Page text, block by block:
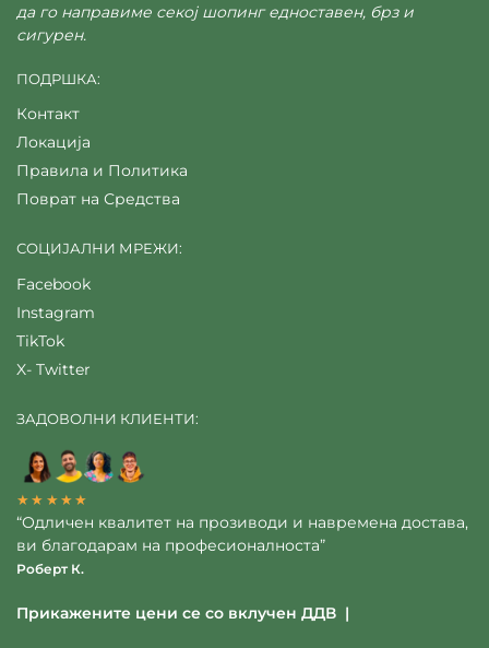
да го направиме секој шопинг едноставен, брз и
сигурен.
ПОДРШКА:
Контакт
Локација
Правила и Политика
Поврат на Средства
СОЦИЈАЛНИ МРЕЖИ:
Facebook
Instagram
TikTok
X- Twitter
ЗАДОВОЛНИ КЛИЕНТИ:
★★★★★
“Одличен квалитет на прозиводи и навремена достава,
ви благодарам на професионалноста”
Роберт К.
Прикажените цени се со вклучен ДДВ |